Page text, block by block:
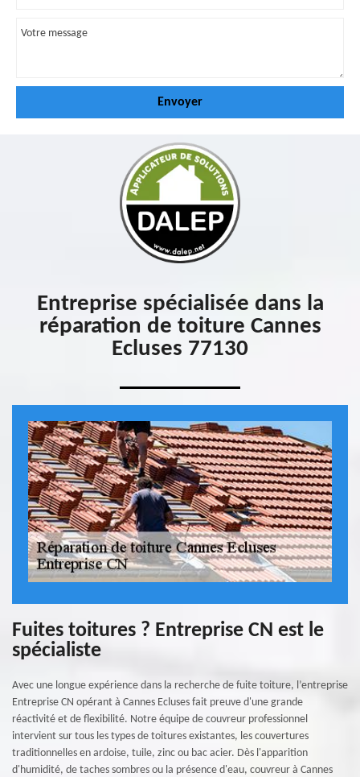
Entreprise spécialisée dans la
réparation de toiture Cannes
Ecluses 77130
Fuites toitures ? Entreprise CN est le
spécialiste
Avec une longue expérience dans la recherche de fuite toiture, l’entreprise
Entreprise CN opérant à Cannes Ecluses fait preuve d'une grande
réactivité et de flexibilité. Notre équipe de couvreur professionnel
intervient sur tous les types de toitures existantes, les couvertures
traditionnelles en ardoise, tuile, zinc ou bac acier. Dès l'apparition
d'humidité, de taches sombres ou la présence d'eau, couvreur à Cannes